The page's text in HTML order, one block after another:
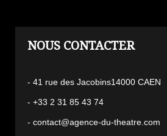
L'AGENCE
- 41 rue des Jacobins14000 CAEN
- +33 2 31 85 43 74
- contact@agence-du-theatre.com